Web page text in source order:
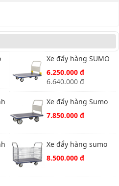
Xe đẩy hàng SUMO
HG-310C
6.250.000 đ
6.640.000 đ
Xe đẩy hàng Sumo
HG511
7.850.000 đ
Xe đẩy hàng sumo
HG313
8.500.000 đ